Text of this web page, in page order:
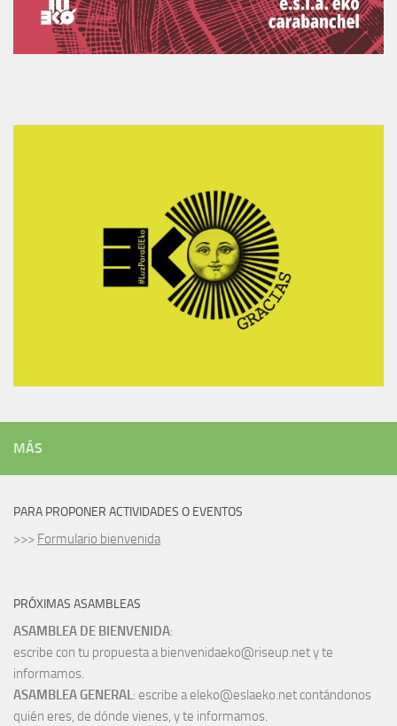
MÁS
PARA PROPONER ACTIVIDADES O EVENTOS
>>> Formulario bienvenida
PRÓXIMAS ASAMBLEAS
ASAMBLEA DE BIENVENIDA:
escribe con tu propuesta a bienvenidaeko@riseup.net y te
informamos.
ASAMBLEA GENERAL: escribe a eleko@eslaeko.net contándonos
quién eres, de dónde vienes, y te informamos.